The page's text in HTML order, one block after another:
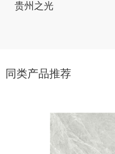
贵州之光
同类产品推荐